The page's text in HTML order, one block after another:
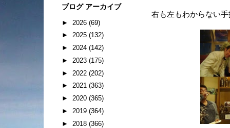
右も左もわからない
ブログ アーカイブ
► 2026 (69)
► 2025 (132)
► 2024 (142)
► 2023 (175)
► 2022 (202)
► 2021 (363)
► 2020 (365)
► 2019 (364)
► 2018 (366)